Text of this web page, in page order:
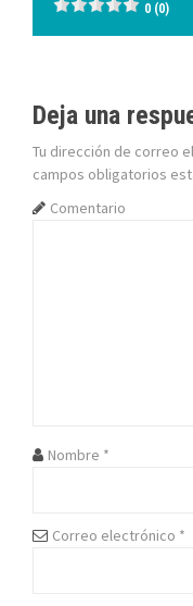
e
g
a
e
n
0 (0)
Deja una
Tu dirección de correo
campos obligatorios
Comentario
Nombre *
Correo electrónico *